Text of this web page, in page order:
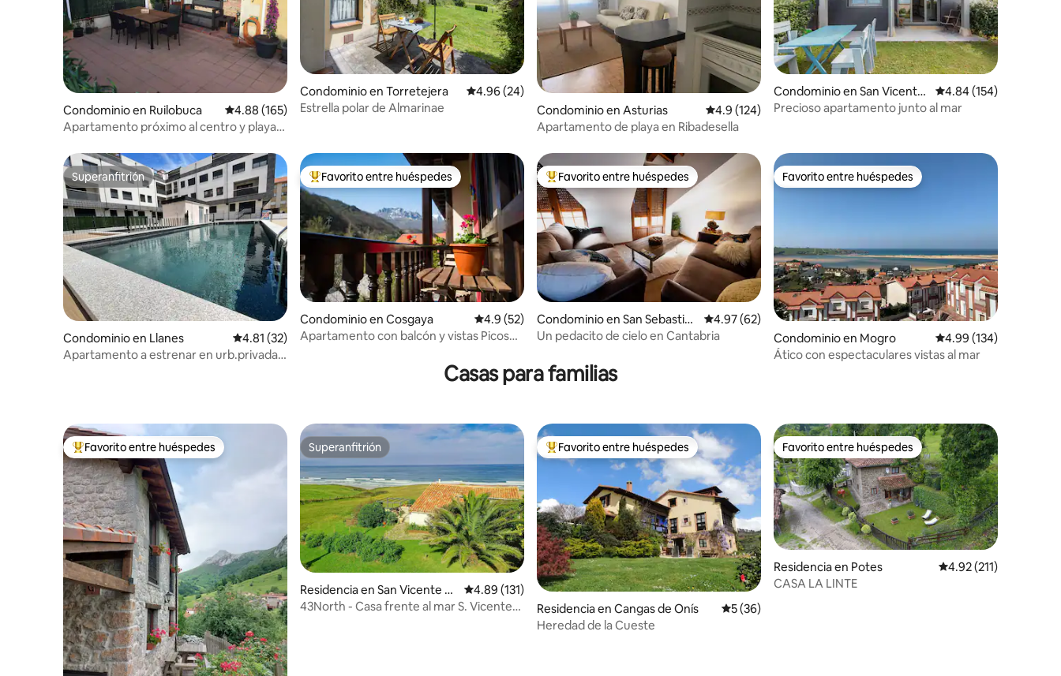
Condominio en Ruilobuca Calificación promedio: 4.88 de 5; 165 evaluaciones
4.88 (165)
Apartamento próximo al centro y playa
Condominio en Torretejera Calificación promedio: 4.96 de 5; 24 evaluaciones
4.96 (24)
Estrella polar de Almarinae
Condominio en Asturias Calificación promedio: 4.9 de 5; 124 evaluaciones
4.9 (124)
Apartamento de playa en Ribadesella
Condominio en San Vicente
de la Barquera
Calificación promedio:
4.84 (154)
Precioso apartamento junto al mar
Superanfitrión
Superanfitrión
Condominio en Llanes Calificación promedio: 4.81 de 5; 32 evaluaciones
4.81 (32)
Apartamento a estrenar en urb.privada
De los mejores en Favorito entre huéspedes
Favorito entre huéspedes
Condominio en Cosgaya Calificación promedio: 4.9 de 5; 52 evaluaciones
4.9 (52)
Apartamento con balcón y vistas Picos
De los mejores en Favorito entre huéspedes
Favorito entre huéspedes
Condominio en San Sebastián
de Garabandal
Calificación promedio: 4.97 de 5; 62 evaluaciones
4.97 (62)
Un pedacito de cielo en Cantabria
Favorito entre huéspedes
Favorito entre huéspedes
Condominio en Mogro Calificación promedio:
4.99 (134)
Ático con espectaculares vistas al mar
Casas para familias
De los mejores en Favorito entre huéspedes
Favorito entre huéspedes Superanfitrión
Superanfitrión
Residencia en San Vicente d
e la Barquera
Calificación promedio: 4.89 de 5; 131 evaluaciones
4.89 (131)
43North - Casa frente al mar S. Vicente
De los mejores en Favorito entre huéspedes
Favorito entre huéspedes
Residencia en Cangas de Onís Calificación promedio: 5 de 5; 36 evaluaciones
5 (36)
Heredad de la Cueste
Favorito entre huéspedes
Favorito entre huéspedes
Residencia en Potes Calificación promedio:
4.92 (211)
CASA LA LINTE